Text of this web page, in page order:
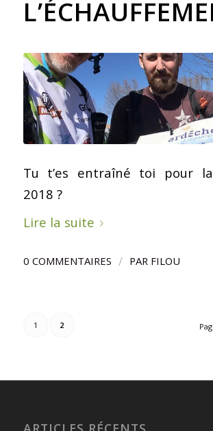
Tu t’es entraîné toi pour
2018 ?
Lire la suite
0 COMMENTAIRES / PAR FILOU
1 2